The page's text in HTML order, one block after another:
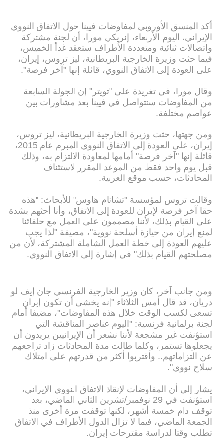
أكد المنسق الأوروبي لمفاوضات فيينا حول الاتفاق النووي
الإيراني، اليوم الأربعاء، إنريكي مورا، أن لجنة مشتركة
واتصالات ثنائية ومتعددة الأطراف ستعقد غداً الخميس،
فيما حثت وزيرة الخارجية البريطانية، ليز تروس، إيران،
على العودة إلى الاتفاق النووي، قائلة إنها "آخر فرصة".
وقال مورا، في تغريدة على "تويتر" إن الجولة السابعة
من المفاوضات ستتواصل في فيينا بعد مشاورات بين
عواصم مختلفة.
ومن جهتها، حثت وزيرة الخارجية البريطانية، ليز تروس،
إيران، على العودة إلى الاتفاق النووي المبرم عام 2015،
قائلة إنها "آخر فرصة" أمامها لمعاودة الالتزام به، وذلك
قبل يوم واحد فقط من الموعد المقرر لاستئناف
المحادثات، حسب موقع العربية.
وقالت تروس لمؤسسة "تشاتام هاوس" للأبحاث: "هذه
حقا آخر فرصة لإيران للعودة إلى الاتفاق، وأنا أحثهم بشدة
على القيام بذلك، لأننا مصممون على العمل مع حلفائنا
لمنع إيران من حيازة أسلحة نووية"، مضيفة "لذا يجب
عليهم العودة إلى خطة العمل الشاملة المشتركة، لأن من
مصلحتهم القيام بذلك" في إشارة إلى الاتفاق النووي.
ومن جانب آخر، كان وزير الخارجية الفرنسي جان إيف لو
دريان، قد قال أمس الثلاثاء "إنه يخشى أن تكون إيران
تسعى لكسب الوقت خلال هذه المفاوضات"، مضيفا أمام
لجنة برلمانية فرنسية: "اليوم عناصر المناقشة التي
استؤنفت غير مشجعة لأننا نشعر أن الإيرانيين يريدون أن
يجعلوها تستمر، وكلما طالت مدة المحادثات زاد تراجعهم
عن التزاماتهم.. واقتربوا أكثر من قدرتهم على امتلاك
سلاح نووي".
يشار إلى أن المفاوضات لإنقاذ الاتفاق النووي الإيراني،
استؤنفت في 29 نوفمبر/تشرين الثاني الماضي، بعد
توقف دام خمسة أشهر، لكنها توقفت مرة أخرى منذ
الجمعة الماضي، فيما لا تزال الدول الأطراف في الاتفاق
تطلب وقتا لدراسة مقترحات إيران.